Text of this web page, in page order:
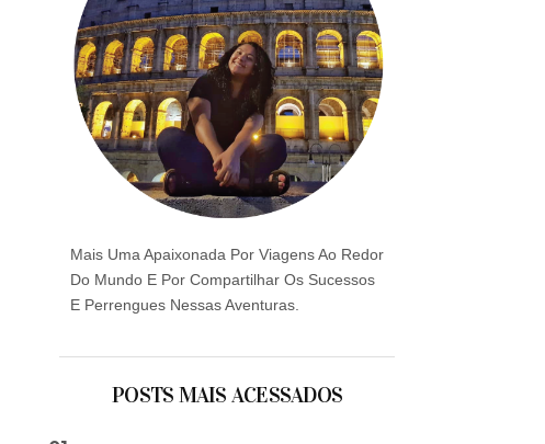
Mais Uma Apaixonada Por Viagens Ao Redor
Do Mundo E Por Compartilhar Os Sucessos
E Perrengues Nessas Aventuras.
POSTS MAIS ACESSADOS